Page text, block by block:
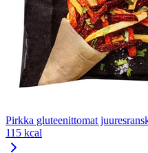
Pirkka gluteenittomat
115 kcal